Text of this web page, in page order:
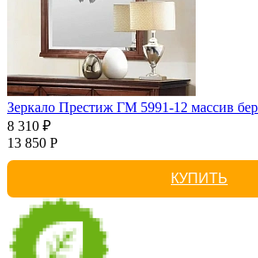
Зеркало Престиж ГМ 5991-12 массив
8 310 ₽
13 850 Р
КУПИТЬ